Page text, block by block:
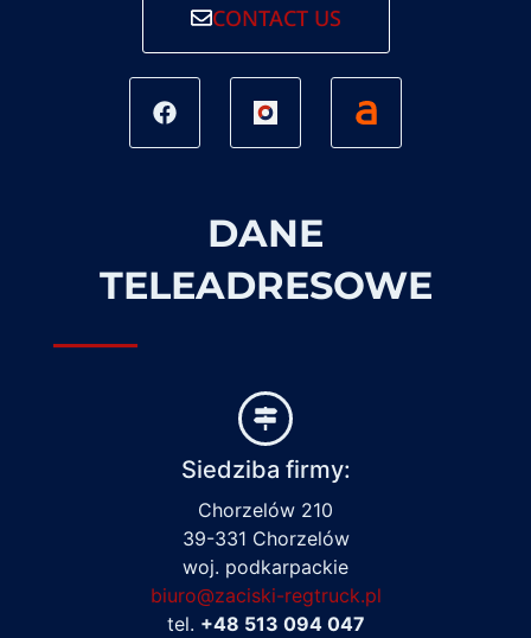
CONTACT US
DANE
TELEADRESOWE
Siedziba firmy:
Chorzelów 210
39-331 Chorzelów
woj. podkarpackie
biuro@zaciski-regtruck.pl
tel. +48 513 094 047